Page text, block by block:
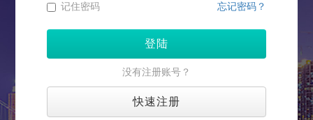
记住密码 忘记密码？
登陆
没有注册账号？
快速注册